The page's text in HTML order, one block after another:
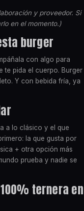
y proveedor. Si
en el momento.)
burger
con algo para
te pida el cuerpo. Burger
Y con bebida fría, ya
a lo clásico y el que
la que gusta por
+ otra opción más
prueba y nadie se
ternera en